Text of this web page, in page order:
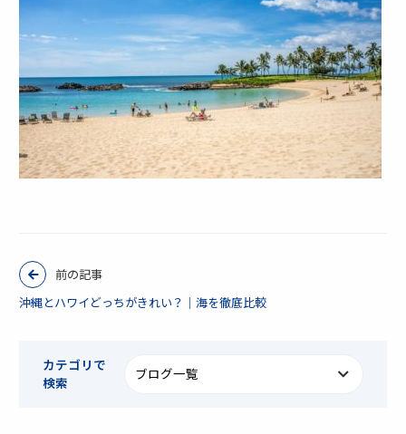
前の記事
沖縄とハワイどっちがきれい？｜海を徹底比較
カテゴリで
検索